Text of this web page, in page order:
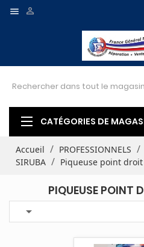
 
CATÉGORIES DE
Accueil PROFESSIONNELS
SIRUBA
Piqueuse point
PIQUEUSE POINT
